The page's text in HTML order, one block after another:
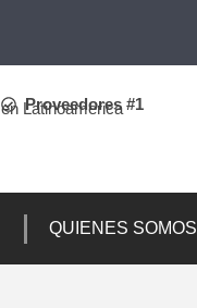
Proveedores #1
en Latinoamerica
QUIENES SOMOS